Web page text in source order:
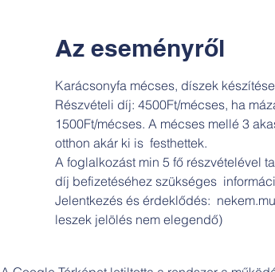
Az eseményről
Karácsonyfa mécses, díszek
Részvételi díj: 4500Ft/mécses, ha
1500Ft/mécses. A mécses mellé 3
otthon akár ki is  festhettek.
A foglalkozást min 5 fő részvételével
díj befizetéséhez szükséges
Jelentkezés és érdeklődés:
leszek jelölés nem elegendő)